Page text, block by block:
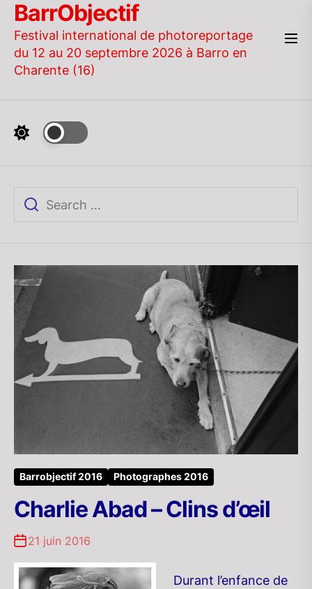
Skip
the
content
BarrObjectif
Festival international de photoreportage
du 12 au 20 septembre 2026 à Barro en
Charente (16)
Barrobjectif 2016 Photographes 2016
Charlie Abad – Clins d’œil
21 juin 2016
Durant l’enfance de